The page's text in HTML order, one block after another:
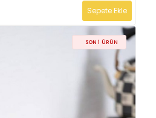
Sepete Ekle
SON 1 ÜRÜN